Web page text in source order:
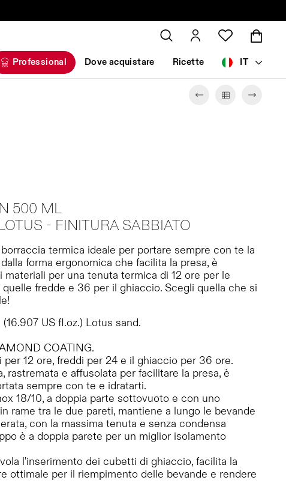
Professional Dove acquistare Ricette IT
500 ML
- FINITURA SABBIATO
termica ideale per portare sempre con te la
forma ergonomica che facilita la presa, è
materiali per una tenuta termica di 12 ore per le
fredde e 36 per il ghiaccio. Scegli quella che si
US fl.oz.) Lotus sand.
COATING.
12 ore, freddi per 24 e il ghiaccio per 36 ore.
rastremata e affusolata per facilitare la presa, è
sempre con te e idratarti.
18/10, a doppia parte sottovuoto e con uno
rame tra le due pareti, mantiene a lungo le bevande
con la massima tenuta e senza condensa
è a doppia parete per un miglior isolamento
l'inserimento dei cubetti di ghiaccio, facilita la
ottimale per il riempimento delle bevande e rendere